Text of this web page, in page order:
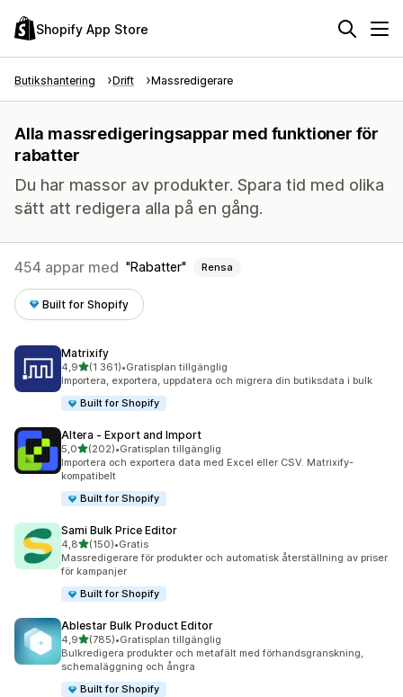
Shopify App Store
Butikshantering Drift Massredigerare
Alla massredigeringsappar med funktioner för
rabatter
Du har massor av produkter. Spara tid med olika
sätt att redigera alla på en gång.
454 appar med Rabatter Rensa
Built for Shopify
Matrixify
4,9av 5 stjärnor
(1 361)
1361 recensioner totalt
•Gratisplan tillgänglig
Importera, exportera, uppdatera och migrera din butiksdata i bulk
Built for Shopify
Altera ‑ Export and Import
5,0av 5 stjärnor
(202)
202 recensioner totalt
•Gratisplan tillgänglig
Importera och exportera data med Excel eller CSV. Matrixify-
kompatibelt
Built for Shopify
Sami Bulk Price Editor
4,8av 5 stjärnor
(150)
150 recensioner totalt
•Gratis
Massredigerare för produkter och automatisk återställning av priser
för kampanjer
Built for Shopify
Ablestar Bulk Product Editor
4,9av 5 stjärnor
(785)
785 recensioner totalt
•Gratisplan tillgänglig
Bulkredigera produkter och metafält med förhandsgranskning,
schemaläggning och ångra
Built for Shopify